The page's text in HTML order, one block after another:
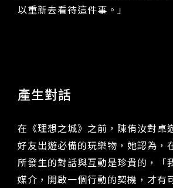
以重新去看待這件事。」
產生對話
在《理想之城》之前，陳侑汝對桌
好友出遊必備的玩樂物，她認為，
所發生的對話與互動是珍貴的，「
媒介，開啟一個行動的契機，才有